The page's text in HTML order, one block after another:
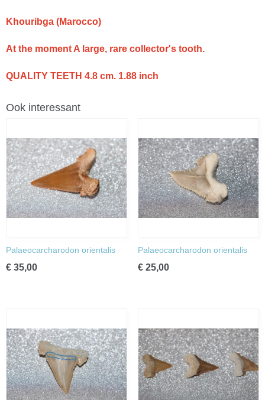
Khouribga (Marocco)
At the moment A large, rare collector's tooth.
QUALITY TEETH 4.8 cm. 1.88 inch
Ook interessant
Palaeocarcharodon orientalis
€ 35,00
Palaeocarcharodon orientalis
€ 25,00